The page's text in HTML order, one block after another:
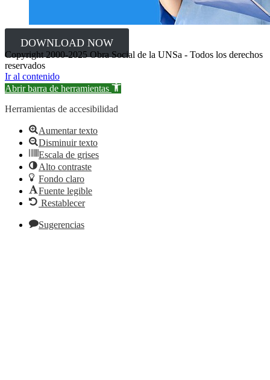
DOWNLOAD NOW
Copyright 2000-2025 Obra Social de la UNSa - Todos los derechos
reservados
Ir al contenido
Abrir barra de herramientas
Herramientas de accesibilidad
Aumentar texto
Disminuir texto
Escala de grises
Alto contraste
Fondo claro
Fuente legible
Restablecer
Sugerencias